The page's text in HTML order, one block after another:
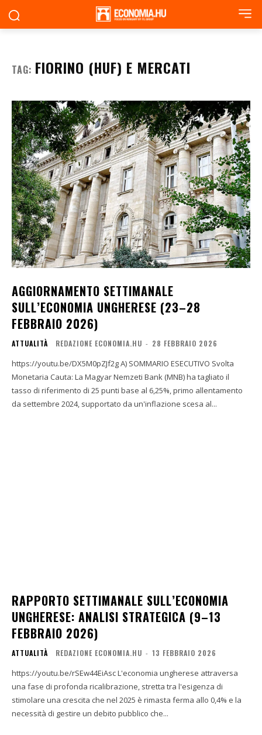
TAG: FIORINO (HUF) E MERCATI
AGGIORNAMENTO SETTIMANALE
SULL’ECONOMIA UNGHERESE (23–28
FEBBRAIO 2026)
ATTUALITÀ REDAZIONE ECONOMIA.HU - 28 FEBBRAIO 2026
https://youtu.be/DX5M0pZJf2g A) SOMMARIO ESECUTIVO Svolta
Monetaria Cauta: La Magyar Nemzeti Bank (MNB) ha tagliato il
tasso di riferimento di 25 punti base al 6,25%, primo allentamento
da settembre 2024, supportato da un'inflazione scesa al...
RAPPORTO SETTIMANALE SULL’ECONOMIA
UNGHERESE: ANALISI STRATEGICA (9–13
FEBBRAIO 2026)
ATTUALITÀ REDAZIONE ECONOMIA.HU - 13 FEBBRAIO 2026
https://youtu.be/rSEw44EiAsc L'economia ungherese attraversa
una fase di profonda ricalibrazione, stretta tra l'esigenza di
stimolare una crescita che nel 2025 è rimasta ferma allo 0,4% e la
necessità di gestire un debito pubblico che...